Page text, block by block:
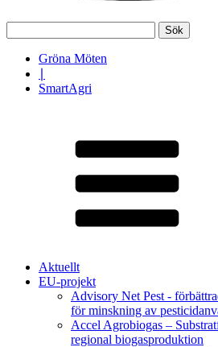
efter:
Gröna Möten
SmartAgri
Aktuellt
EU-projekt
Advisory Net Pest -
för minskning av
Accel Agrobiogas –
regional biogasproduktion